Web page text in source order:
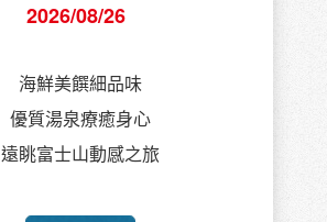
2026/08/26
海鮮美饌細品味
優質湯泉療癒身心
遠眺富士山動感之旅